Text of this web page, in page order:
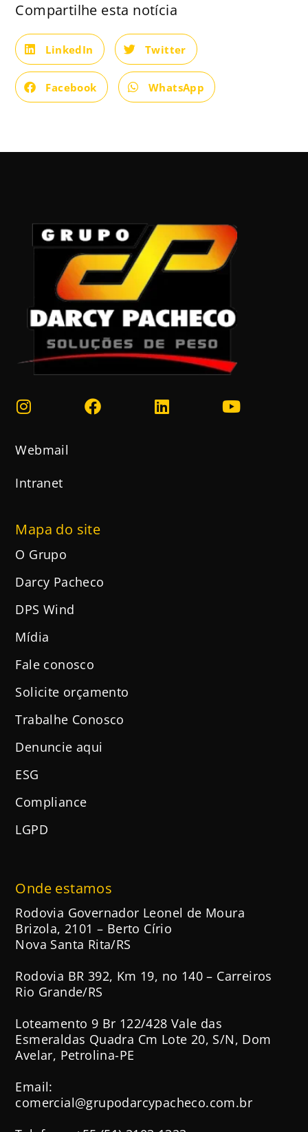
Compartilhe esta notícia
LinkedIn Twitter
Facebook WhatsApp
Webmail
Intranet
Mapa do site
O Grupo
Darcy Pacheco
DPS Wind
Mídia
Fale conosco
Solicite orçamento
Trabalhe Conosco
Denuncie aqui
ESG
Compliance
LGPD
Onde estamos
Rodovia Governador Leonel de Moura
Brizola, 2101 – Berto Círio
Nova Santa Rita/RS
Rodovia BR 392, Km 19, no 140 – Carreiros
Rio Grande/RS
Loteamento 9 Br 122/428 Vale das
Esmeraldas Quadra Cm Lote 20, S/N, Dom
Avelar, Petrolina-PE
Email:
comercial@grupodarcypacheco.com.br